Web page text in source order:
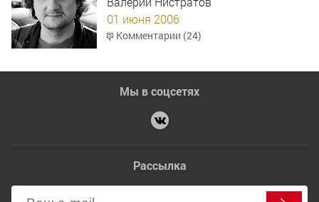
01 июня 2006
Комментарии (24)
Мы в соцсетях
Рассылка